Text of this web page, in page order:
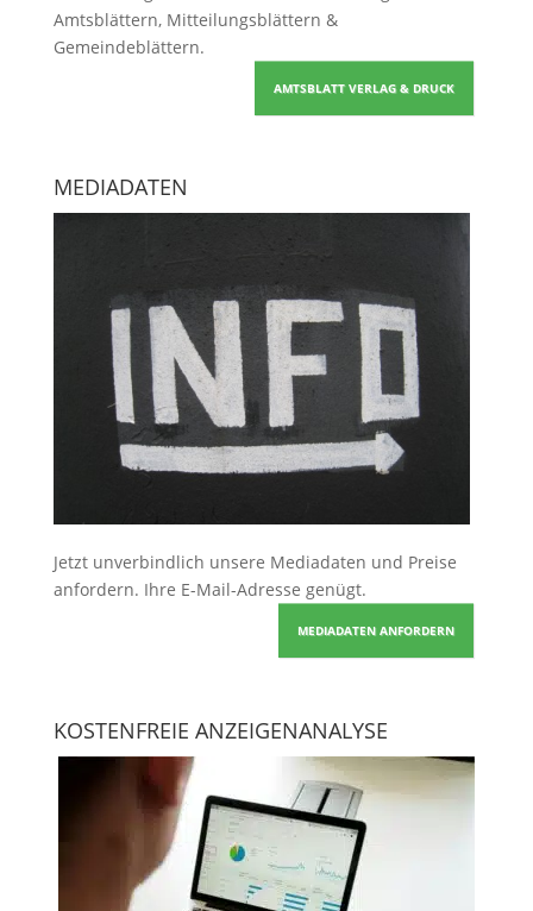
Amtsblättern, Mitteilungsblättern &
Gemeindeblättern.
AMTSBLATT VERLAG & DRUCK
MEDIADATEN
Jetzt unverbindlich unsere Mediadaten und Preise
anfordern. Ihre E-Mail-Adresse genügt.
MEDIADATEN ANFORDERN
KOSTENFREIE ANZEIGENANALYSE